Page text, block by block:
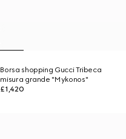
Borsa shopping Gucci Tribeca
misura grande "Mykonos"
£1,420